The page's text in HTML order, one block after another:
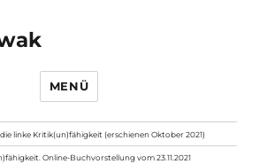
MENÜ
linke Kritik(un)fähigkeit (erschienen Oktober 2021)
Online-Buchvorstellung vom 23.11.2021